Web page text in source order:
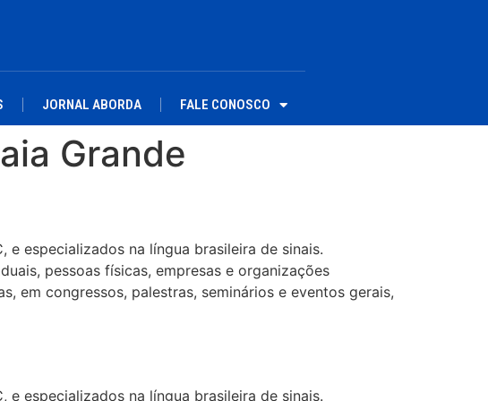
JORNAL ABORDA FALE CONOSCO
Grande
especializados na língua brasileira de sinais.
pessoas físicas, empresas e organizações
em congressos, palestras, seminários e eventos gerais,
especializados na língua brasileira de sinais.